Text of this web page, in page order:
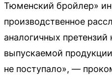
Тюменский бройлер»
производственное
аналогичных претензий
выпускаемой
не поступало», —